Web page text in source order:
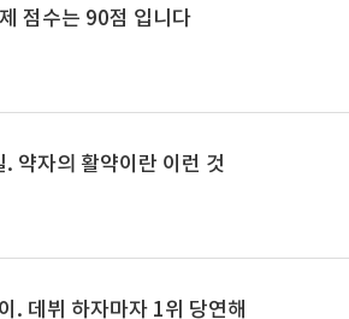
점수는 90점 입니다
약자의 활약이란 이런 것
. 데뷔 하자마자 1위 당연해